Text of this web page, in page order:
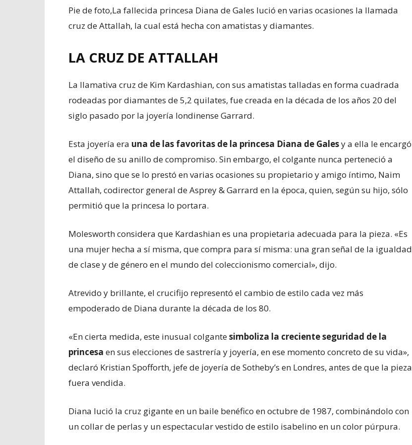
Pie de foto,La fallecida princesa Diana de Gales lució en varias ocasiones la llamada
cruz de Attallah, la cual está hecha con amatistas y diamantes.
LA CRUZ DE ATTALLAH
La llamativa cruz de Kim Kardashian, con sus amatistas talladas en forma cuadrada
rodeadas por diamantes de 5,2 quilates, fue creada en la década de los años 20 del
siglo pasado por la joyería londinense Garrard.
Esta joyería era una de las favoritas de la princesa Diana de Galesy a ella le encargó
el diseño de su anillo de compromiso. Sin embargo, el colgante nunca perteneció a
Diana, sino que se lo prestó en varias ocasiones su propietario y amigo íntimo, Naim
Attallah, codirector general de Asprey & Garrard en la época, quien, según su hijo, sólo
permitió que la princesa lo portara.
Molesworth considera que Kardashian es una propietaria adecuada para la pieza. «Es
una mujer hecha a sí misma, que compra para sí misma: una gran señal de la igualdad
de clase y de género en el mundo del coleccionismo comercial», dijo.
Atrevido y brillante, el crucifijo representó el cambio de estilo cada vez más
empoderado de Diana durante la década de los 80.
«En cierta medida, este inusual colgantesimboliza la creciente seguridad de la
princesa en sus elecciones de sastrería y joyería, en ese momento concreto de su vida»,
declaró Kristian Spofforth, jefe de joyería de Sotheby’s en Londres, antes de que la pieza
fuera vendida.
Diana lució la cruz gigante en un baile benéfico en octubre de 1987, combinándolo con
un collar de perlas y un espectacular vestido de estilo isabelino en un color púrpura.